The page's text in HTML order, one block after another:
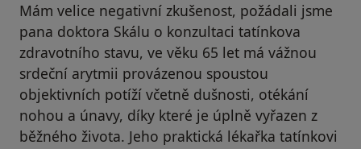
Mám velice negativní zkušenost, požádali jsme
pana doktora Skálu o konzultaci tatínkova
zdravotního stavu, ve věku 65 let má vážnou
srdeční arytmii provázenou spoustou
objektivních potíží včetně dušnosti, otékání
nohou a únavy, díky které je úplně vyřazen z
běžného života. Jeho praktická lékařka tatínkovi